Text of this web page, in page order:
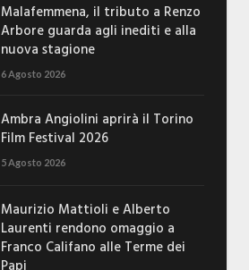
Malafemmena, il tributo a Renzo
Arbore guarda agli inediti e alla
nuova stagione
6 Agosto 2026
Ambra Angiolini aprirà il Torino
Film Festival 2026
5 Agosto 2026
Maurizio Mattioli e Alberto
Laurenti rendono omaggio a
Franco Califano alle Terme dei